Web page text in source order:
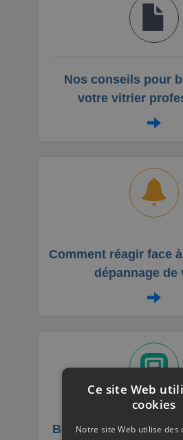
Nos conseils pour
votre vitrier
Comment réagir face
dépannage de
Besoin d’un vitrier
Ce site Web
cookies
Notre site Web utilise des